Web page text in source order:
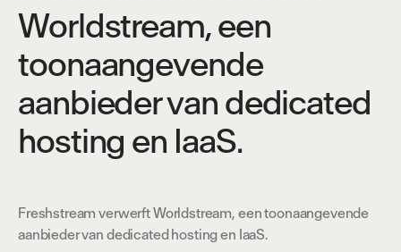
theObvious
Worldstream, een
toonaangevende
aanbieder van dedicated
hosting en IaaS.
Freshstream verwerft Worldstream, een toonaangevende
aanbieder van dedicated hosting en IaaS.